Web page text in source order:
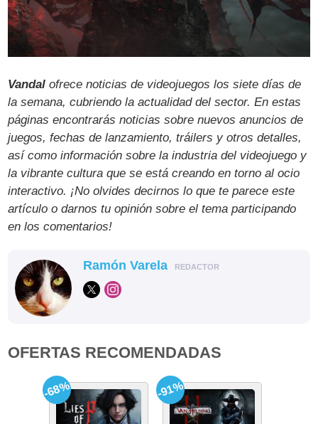
Vandal ofrece noticias de videojuegos los siete días de
la semana, cubriendo la actualidad del sector. En estas
páginas encontrarás noticias sobre nuevos anuncios de
juegos, fechas de lanzamiento, tráilers y otros detalles,
así como información sobre la industria del videojuego y
la vibrante cultura que se está creando en torno al ocio
interactivo. ¡No olvides decirnos lo que te parece este
artículo o darnos tu opinión sobre el tema participando
en los comentarios!
Ramón Varela REDACTOR
OFERTAS RECOMENDADAS
-68% -91%